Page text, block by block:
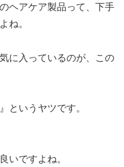
ヘアケア製品って、下手
ね。
に入っているのが、この
というヤツです。
いですよね。